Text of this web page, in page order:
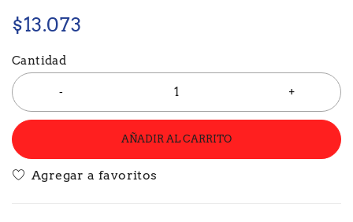
$13.073
Cantidad
AÑADIR AL CARRITO